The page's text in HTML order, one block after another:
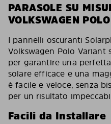
PARASOLE SU
VOLKSWAGEN
I pannelli oscuranti
Volkswagen Polo Variant
per garantire una
solare efficace e una
è facile e veloce, senza
per un risultato
Facili da Installare